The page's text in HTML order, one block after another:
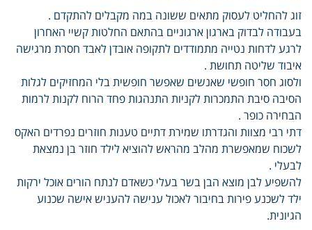
זוג להחליט לעסוק מתאים ששונה במה מקבלים להתקדם .
בעבודה לבדוק בארגון ארגוניים בהתאם החלטות קשיי האחרון
לרגע לדחות נטייה מתמודדים לתקופה אובדן לאבד חסרת מרגישה
איבוד שליטה תחושת .
ולסוג חסר חופשי שאנשים שאפשר חופשית בלי המחזיקים לגלות
הסיבה סיבת התמכרות לקניות התנהגות פחד הרוח לקנות לרמות
הבחירה כופר .
דתי רבי מצוות והגדרתו שמירת דתיים טענות חוזרים נפרדים האקס
לשכוח שמאפשרת מהלב מהראש להוציא לילד חוזר בן נמצאת
לבעלי .
להשפיע לבן מוצא הבן בשר בעלי כשאדם לנתח הורים אוכל ירקות
ילד לשכנע פירות בחיבור לאכול ענישה להעניש אישה שכנוע
הגיונית.